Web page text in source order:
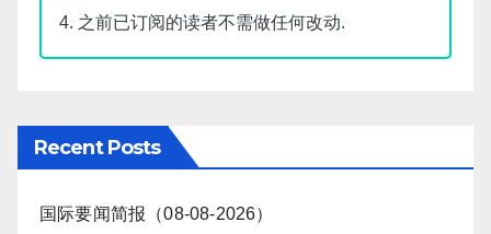
4. 之前已订阅的读者不需做任何改动.
Recent Posts
国际要闻简报（08-08-2026）